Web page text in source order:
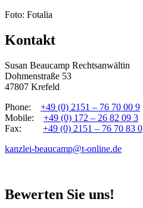
Foto: Fotalia
Kontakt
Susan Beaucamp Rechtsanwältin
Dohmenstraße 53
47807 Krefeld
Phone: +49 (0) 2151 – 76 70 00 9
Mobile: +49 (0) 172 – 26 82 09 3
Fax: +49 (0) 2151 – 76 70 83 0
kanzlei-beaucamp@t-online.de
Bewerten Sie uns!